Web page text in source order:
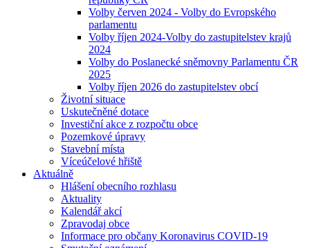
Volby červen 2024 - Volby do Evropského
parlamentu
Volby říjen 2024-Volby do zastupitelstev krajů
2024
Volby do Poslanecké sněmovny Parlamentu ČR
2025
Volby říjen 2026 do zastupitelstev obcí
Životní situace
Uskutečněné dotace
Investiční akce z rozpočtu obce
Pozemkové úpravy
Stavební místa
Víceúčelové hřiště
Aktuálně
Hlášení obecního rozhlasu
Aktuality
Kalendář akcí
Zpravodaj obce
Informace pro občany Koronavirus COVID-19